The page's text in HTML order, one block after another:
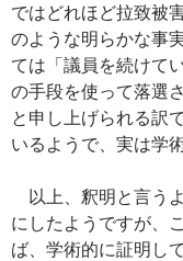
ではどれほど拉致被
のような明らかな事
ては「議員を続けて
の手段を使って落選
と申し上げられる訳
いるようで、実は学
以上、釈明と言う
にしたようですが、
ば、学術的に証明し